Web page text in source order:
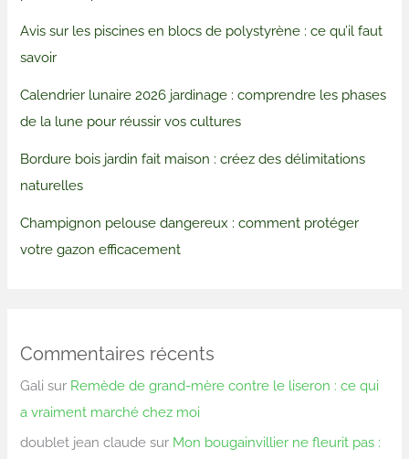
Avis sur les piscines en blocs de polystyrène : ce qu’il faut
savoir
Calendrier lunaire 2026 jardinage : comprendre les phases
de la lune pour réussir vos cultures
Bordure bois jardin fait maison : créez des délimitations
naturelles
Champignon pelouse dangereux : comment protéger
votre gazon efficacement
Commentaires récents
Gali sur Remède de grand-mère contre le liseron : ce qui
a vraiment marché chez moi
doublet jean claude sur Mon bougainvillier ne fleurit pas :